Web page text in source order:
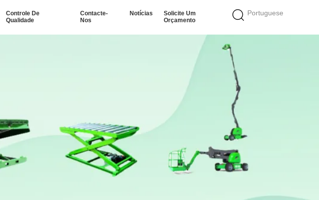
Portuguese
Controle De
Qualidade
Contacte-
Nos
Notícias
Solicite Um
Orçamento